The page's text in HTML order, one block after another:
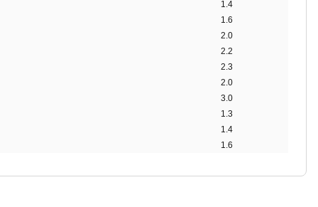
1.4
1.6
2.0
2.2
2.3
2.0
3.0
1.3
1.4
1.6